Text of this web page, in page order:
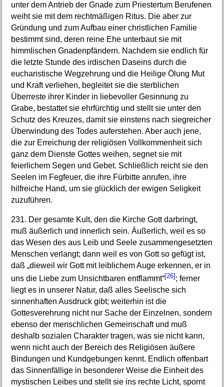
unter dem Antrieb der Gnade zum Priestertum Berufenen
weiht sie mit dem rechtmäßigen Ritus. Die aber zur
Gründung und zum Aufbau einer christlichen Familie
bestimmt sind, deren reine Ehe unterbaut sie mit
himmlischen Gnadenpfändern. Nachdem sie endlich für
die letzte Stunde des irdischen Daseins durch die
eucharistische Wegzehrung und die Heilige Ölung Mut
und Kraft verliehen, begleitet sie die sterblichen
Überreste ihrer Kinder in liebevoller Gesinnung zu
Grabe, bestattet sie ehrfürchtig und stellt sie unter den
Schutz des Kreuzes, damit sie einstens nach siegreicher
Überwindung des Todes auferstehen. Aber auch jene,
die zur Erreichung der religiösen Vollkommenheit sich
ganz dem Dienste Gottes weihen, segnet sie mit
feierlichem Segen und Gebet. Schließlich reicht sie den
Seelen im Fegfeuer, die ihre Fürbitte anrufen, ihre
hilfreiche Hand, um sie glücklich der ewigen Seligkeit
zuzuführen.
231. Der gesamte Kult, den die Kirche Gott darbringt,
muß äußerlich und innerlich sein. Äußerlich, weil es so
das Wesen des aus Leib und Seele zusammengesetzten
Menschen verlangt; dann weil es von Gott so gefügt ist,
daß „dieweil wir Gott mit leiblichem Auge erkennen, er in
uns die Liebe zum Unsichtbaren entflammt“[26] ; ferner
liegt es in unserer Natur, daß alles Seelische sich
sinnenhaften Ausdruck gibt; weiterhin ist die
Gottesverehrung nicht nur Sache der Einzelnen, sondern
ebenso der menschlichen Gemeinschaft und muß
deshalb sozialen Charakter tragen, was sie nicht kann,
wenn nicht auch der Bereich des Religiösen äußere
Bindungen und Kundgebungen kennt. Endlich offenbart
das Sinnenfällige in besonderer Weise die Einheit des
mystischen Leibes und stellt sie ins rechte Licht, spornt